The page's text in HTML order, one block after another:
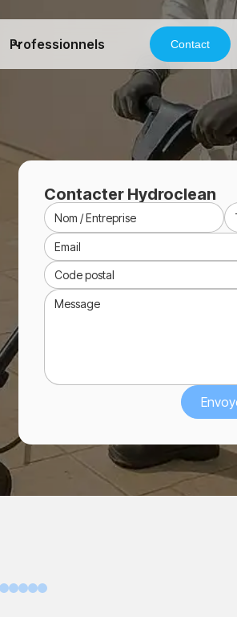
Professionnels Contact
Contacter Hydroclean